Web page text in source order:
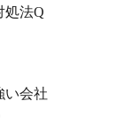
処法Q
い会社